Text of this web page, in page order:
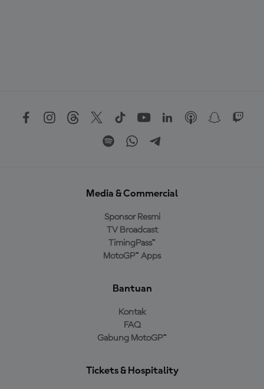
Media & Commercial
Sponsor Resmi
TV Broadcast
TimingPass™
MotoGP™ Apps
Bantuan
Kontak
FAQ
Gabung MotoGP™
Tickets & Hospitality